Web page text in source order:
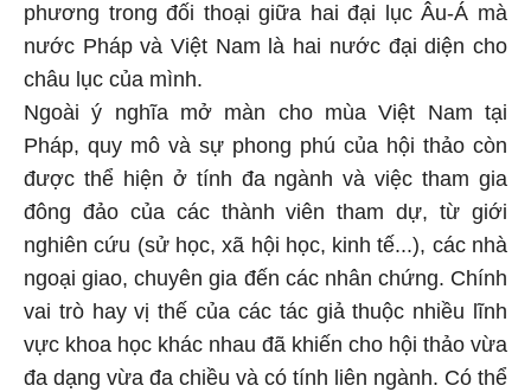
phương trong đối thoại giữa hai đại lục Âu-Á mà
nước Pháp và Việt Nam là hai nước đại diện cho
châu lục của mình.
Ngoài ý nghĩa mở màn cho mùa Việt Nam tại
Pháp, quy mô và sự phong phú của hội thảo còn
được thể hiện ở tính đa ngành và việc tham gia
đông đảo của các thành viên tham dự, từ giới
nghiên cứu (sử học, xã hội học, kinh tế...), các nhà
ngoại giao, chuyên gia đến các nhân chứng. Chính
vai trò hay vị thế của các tác giả thuộc nhiều lĩnh
vực khoa học khác nhau đã khiến cho hội thảo vừa
đa dạng vừa đa chiều và có tính liên ngành. Có thể